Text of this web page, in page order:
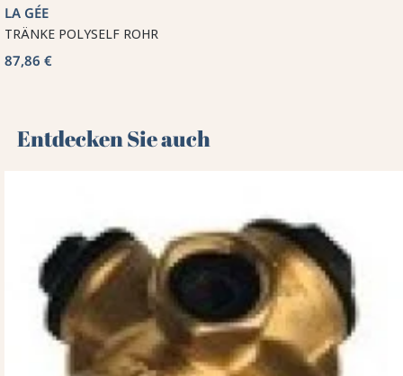
LA GÉE
TRÄNKE POLYSELF ROHR
87,86 €
Entdecken Sie auch 🌻